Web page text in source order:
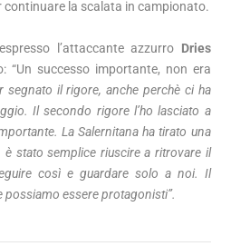
continuare la scalata in campionato.
l’attaccante azzurro Dries
“Un successo importante, non era
segnato il rigore, anche perchè ci ha
Il secondo rigore l’ho lasciato a
La Salernitana ha tirato una
stato semplice riuscire a ritrovare il
così e guardare solo a noi. Il
essere protagonisti”.